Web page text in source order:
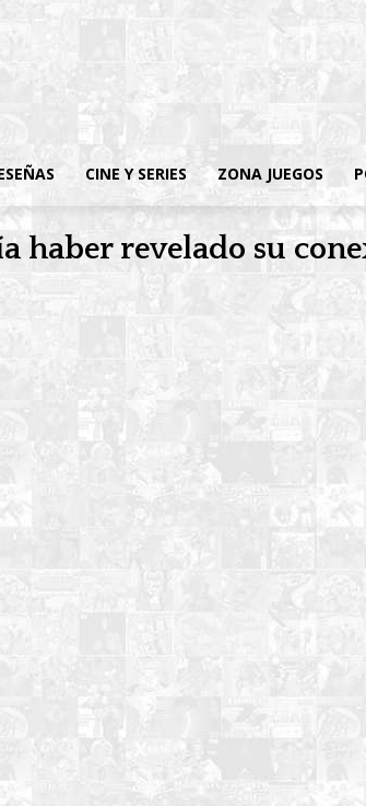
CINE Y SERIES ZONA JUEGOS
haber revelado su